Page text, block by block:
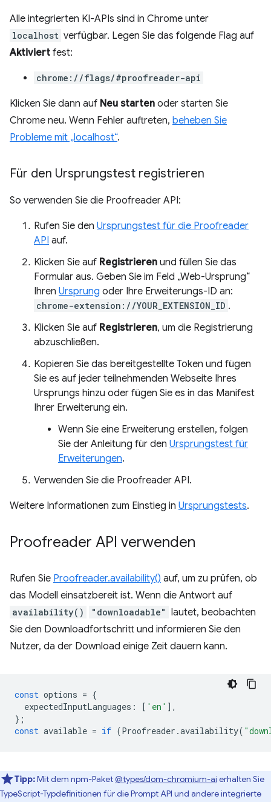
Alle integrierten KI-APIs sind in Chrome unter
localhost verfügbar. Legen Sie das folgende Flag auf
Aktiviert fest:
chrome://flags/#proofreader-api
Klicken Sie dann auf Neu starten oder starten Sie
Chrome neu. Wenn Fehler auftreten, beheben Sie
Probleme mit „localhost“.
Für den Ursprungstest registrieren
So verwenden Sie die Proofreader API:
Rufen Sie den Ursprungstest für die Proofreader
API auf.
Klicken Sie auf Registrieren und füllen Sie das
Formular aus. Geben Sie im Feld „Web-Ursprung“
Ihren Ursprung oder Ihre Erweiterungs-ID an:
chrome-extension://YOUR_EXTENSION_ID .
Klicken Sie auf Registrieren, um die Registrierung
abzuschließen.
Kopieren Sie das bereitgestellte Token und fügen
Sie es auf jeder teilnehmenden Webseite Ihres
Ursprungs hinzu oder fügen Sie es in das Manifest
Ihrer Erweiterung ein.
Wenn Sie eine Erweiterung erstellen, folgen
Sie der Anleitung für den Ursprungstest für
Erweiterungen.
Verwenden Sie die Proofreader API.
Weitere Informationen zum Einstieg in Ursprungstests.
Proofreader API verwenden
Rufen Sie Proofreader.availability() auf, um zu prüfen, ob
das Modell einsatzbereit ist. Wenn die Antwort auf
availability() "downloadable" lautet, beobachten
Sie den Downloadfortschritt und informieren Sie den
Nutzer, da der Download einige Zeit dauern kann.
const options = {
expectedInputLanguages : [ 'en' ],
};
const available = if (Proofreader .availability(
Tipp:Mit dem npm-Paket@types/dom-chromium-ai erhalten Sie
TypeScript-Typdefinitionen für die Prompt API und andere integrierte